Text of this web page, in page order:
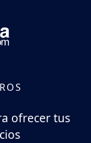
ofrecer tus